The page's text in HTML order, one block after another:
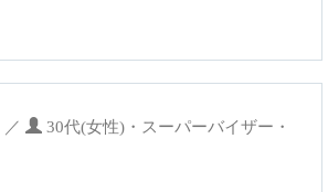
／
30代(女性)・スーパーバイザー・